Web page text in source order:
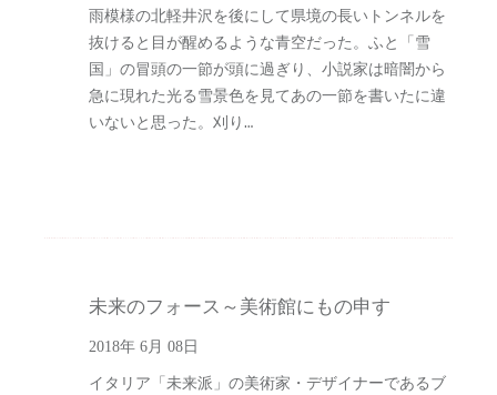
雨模様の北軽井沢を後にして県境の長いトンネルを
抜けると目が醒めるような青空だった。ふと「雪
国」の冒頭の一節が頭に過ぎり、小説家は暗闇から
急に現れた光る雪景色を見てあの一節を書いたに違
いないと思った。刈り…
未来のフォース～美術館にもの申す
2018年 6月 08日
イタリア「未来派」の美術家・デザイナーであるブ